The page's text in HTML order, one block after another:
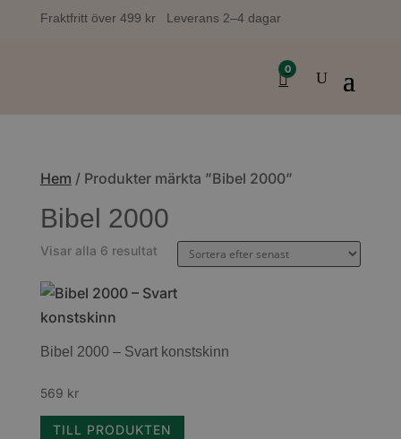
Fraktfritt över 499 kr Leverans 2–4 dagar
0
Hem / Produkter märkta ”Bibel 2000”
Bibel 2000
Visar alla 6 resultatSortera
efter
senaste
Bibel 2000 – Svart konstskinn
569 kr
TILL PRODUKTEN